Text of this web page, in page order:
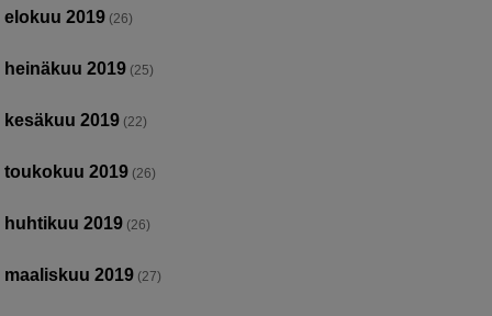
elokuu 2019 (26)
heinäkuu 2019 (25)
kesäkuu 2019 (22)
toukokuu 2019 (26)
huhtikuu 2019 (26)
maaliskuu 2019 (27)